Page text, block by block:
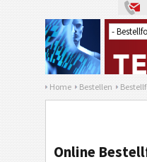
Home Bestellen
Online